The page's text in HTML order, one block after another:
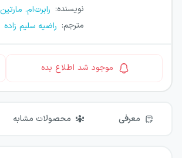
نویسنده: رابرت‌ام. مارتین
مترجم: راضیه سلیم زاده
موجود شد اطلاع بده
معرفی محصولات مشابه